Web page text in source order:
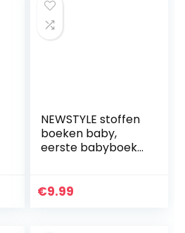
NEWSTYLE stoffen
boeken baby,
eerste babyboek
toxische stof baby
€9.99